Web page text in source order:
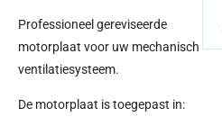
Professioneel gereviseerde
motorplaat voor uw mechanisch
ventilatiesysteem.
De motorplaat is toegepast in: